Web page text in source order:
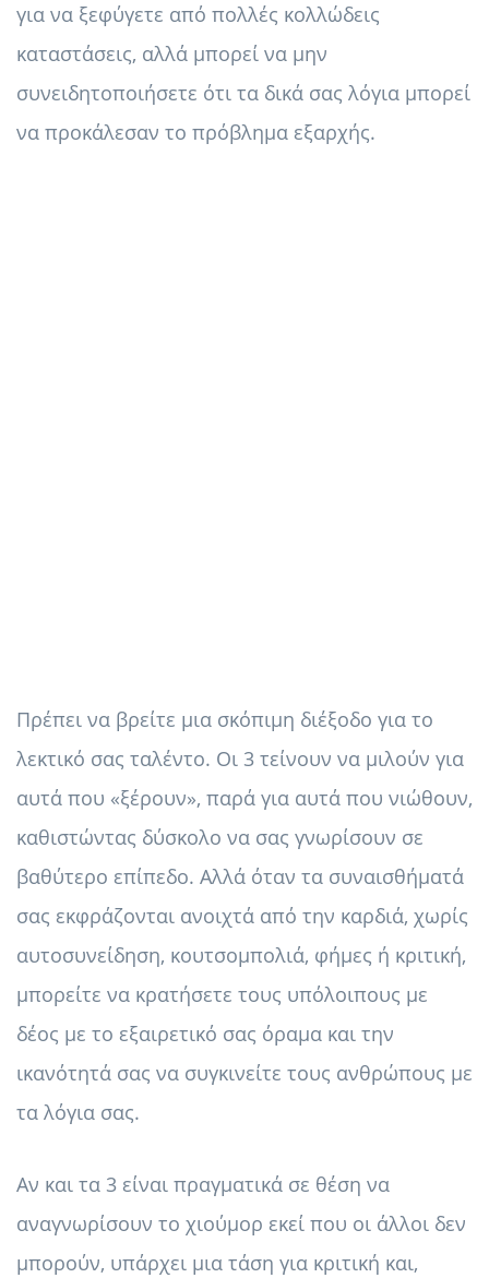
για να ξεφύγετε από πολλές κολλώδεις
καταστάσεις, αλλά μπορεί να μην
συνειδητοποιήσετε ότι τα δικά σας λόγια μπορεί
να προκάλεσαν το πρόβλημα εξαρχής.
Πρέπει να βρείτε μια σκόπιμη διέξοδο για το
λεκτικό σας ταλέντο. Οι 3 τείνουν να μιλούν για
αυτά που «ξέρουν», παρά για αυτά που νιώθουν,
καθιστώντας δύσκολο να σας γνωρίσουν σε
βαθύτερο επίπεδο. Αλλά όταν τα συναισθήματά
σας εκφράζονται ανοιχτά από την καρδιά, χωρίς
αυτοσυνείδηση, κουτσομπολιά, φήμες ή κριτική,
μπορείτε να κρατήσετε τους υπόλοιπους με
δέος με το εξαιρετικό σας όραμα και την
ικανότητά σας να συγκινείτε τους ανθρώπους με
τα λόγια σας.
Αν και τα 3 είναι πραγματικά σε θέση να
αναγνωρίσουν το χιούμορ εκεί που οι άλλοι δεν
μπορούν, υπάρχει μια τάση για κριτική και,